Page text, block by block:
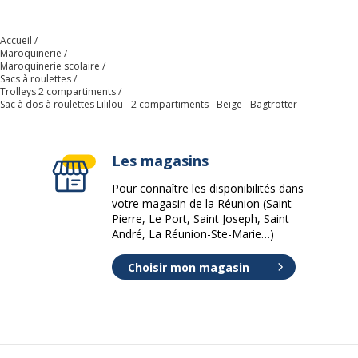
Hauteur
Largeur interieur 33 cm
Accueil
Maroquinerie
Maroquinerie scolaire
Sacs à roulettes
Trolleys 2 compartiments
Sac à dos à roulettes Lililou - 2 compartiments - Beige - Bagtrotter
Les magasins
Pour connaître les disponibilités dans
votre magasin de la Réunion (Saint
Pierre, Le Port, Saint Joseph, Saint
André, La Réunion-Ste-Marie…)
Choisir mon magasin